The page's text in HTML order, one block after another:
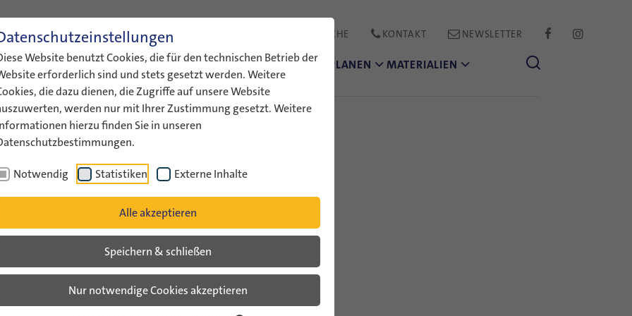
Website benutzt Cookies, die für den technischen Betrieb der
erforderlich sind und stets gesetzt werden. Weitere
die dazu dienen, die Zugriffe auf unsere Website
werden nur mit Ihrer Zustimmung gesetzt. Weitere
hierzu finden Sie in unseren
Notwendig Statistiken Externe Inhalte
Alle akzeptieren
Speichern & schließen
Nur notwendige Cookies akzeptieren
ENGLISH LEICHTE SPRACHE GEBÄRDENSPRACHE KONTAKT NEWSLETTER FACEBOOK
ÜBER UNS AKTUELLES FÖRDERUNG AUSTAUSCH PLANEN MATERIALIEN
Israeli Summer Camp 2026
2026